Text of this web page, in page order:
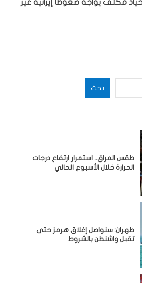
حياد مكلف يواجه ضغوطا إيرانية غير
بحث
طقس العراق.. استمرار ارتفاع درجات
الحرارة خلال الأسبوع الحالي
طهران: سنواصل إغلاق هرمز حتى
تقبل واشنطن بالشروط